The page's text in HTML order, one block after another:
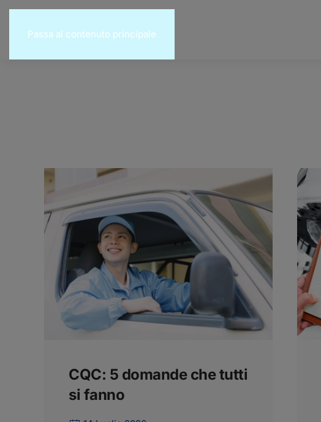
Passa al contenuto principale
CQC: 5 domande che tutti
si fanno